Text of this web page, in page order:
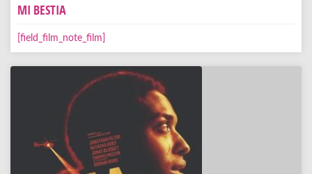
MI BESTIA
[field_film_note_film]